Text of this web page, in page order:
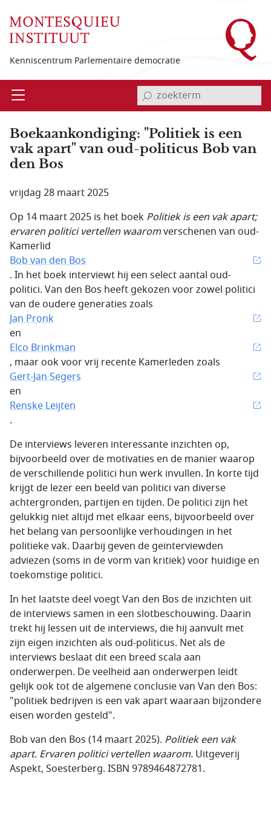
Kenniscentrum Parlementaire democratie
Open invoerveld zoekterm
Boekaankondiging: "Politiek is een
vak apart" van oud-politicus Bob van
den Bos
vrijdag 28 maart 2025
Op 14 maart 2025 is het boek Politiek is een vak apart;
ervaren politici vertellen waaromverschenen van oud-
Kamerlid
Bob van den Bos
. In het boek interviewt hij een select aantal oud-
politici. Van den Bos heeft gekozen voor zowel politici
van de oudere generaties zoals
Jan Pronk
en
Elco Brinkman
, maar ook voor vrij recente Kamerleden zoals
Gert-Jan Segers
en
Renske Leijten
.
De interviews leveren interessante inzichten op,
bijvoorbeeld over de motivaties en de manier waarop
de verschillende politici hun werk invullen. In korte tijd
krijgt de lezer een beeld van politici van diverse
achtergronden, partijen en tijden. De politici zijn het
gelukkig niet altijd met elkaar eens, bijvoorbeeld over
het belang van persoonlijke verhoudingen in het
politieke vak. Daarbij geven de geïnterviewden
adviezen (soms in de vorm van kritiek) voor huidige en
toekomstige politici.
In het laatste deel voegt Van den Bos de inzichten uit
de interviews samen in een slotbeschouwing. Daarin
trekt hij lessen uit de interviews, die hij aanvult met
zijn eigen inzichten als oud-politicus. Net als de
interviews beslaat dit een breed scala aan
onderwerpen. De veelheid aan onderwerpen leidt
gelijk ook tot de algemene conclusie van Van den Bos:
"politiek bedrijven is een vak apart waaraan bijzondere
eisen worden gesteld".
Bob van den Bos (14 maart 2025). Politiek een vak
apart. Ervaren politici vertellen waarom. Uitgeverij
Aspekt, Soesterberg. ISBN 9789464872781.